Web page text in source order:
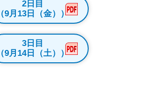
2日目
（9月13日（金））
3日目
（9月14日（土））